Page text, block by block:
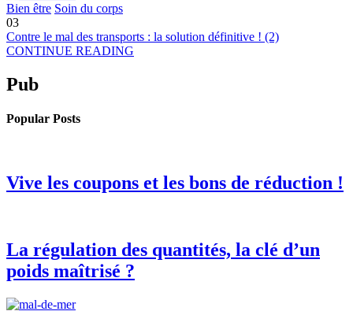
Bien être Soin du corps
03
Contre le mal des transports : la solution définitive ! (2)
CONTINUE READING
Pub
Popular Posts
Vive les coupons et les bons de réduction !
La régulation des quantités, la clé d’un
poids maîtrisé ?